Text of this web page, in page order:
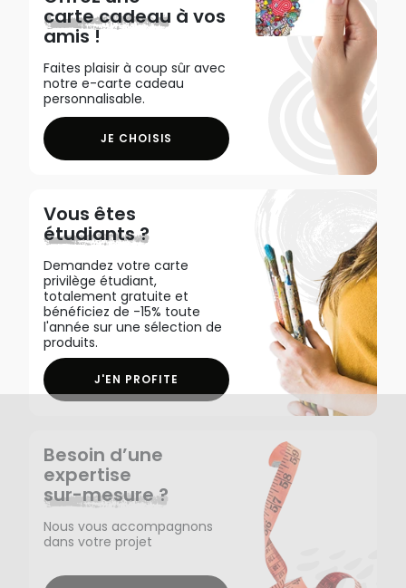
carte cadeau à vos
amis !
Faites plaisir à coup sûr avec
notre e-carte cadeau
personnalisable.
JE CHOISIS
Vous êtes
étudiants ?
Demandez votre carte
privilège étudiant,
totalement gratuite et
bénéficiez de -15% toute
l'année sur une sélection de
produits.
J'EN PROFITE
Besoin d’une
expertise
sur-mesure ?
Nous vous accompagnons
dans votre projet